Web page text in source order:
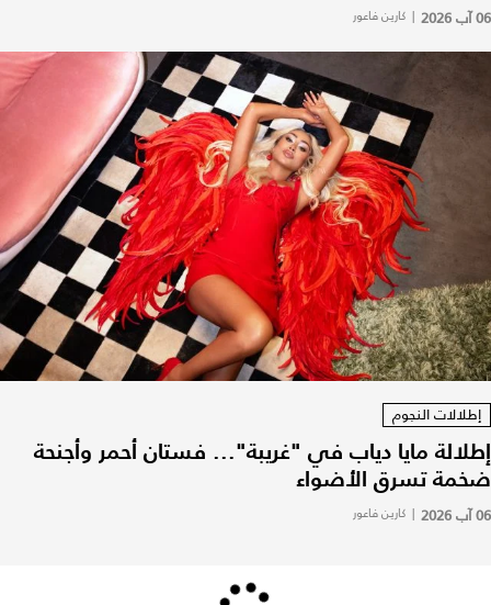
06 آب 2026 | كارين فاعور
إطلالات النجوم
إطلالة مايا دياب في "غريبة"... فستان أحمر وأجنحة
ضخمة تسرق الأضواء
06 آب 2026 | كارين فاعور